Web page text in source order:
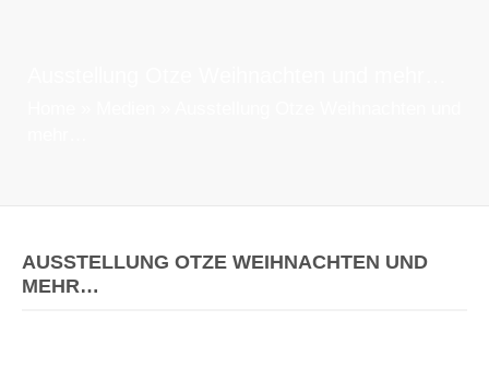
AUSSTELLUNG OTZE WEIHNACHTEN UND
MEHR…